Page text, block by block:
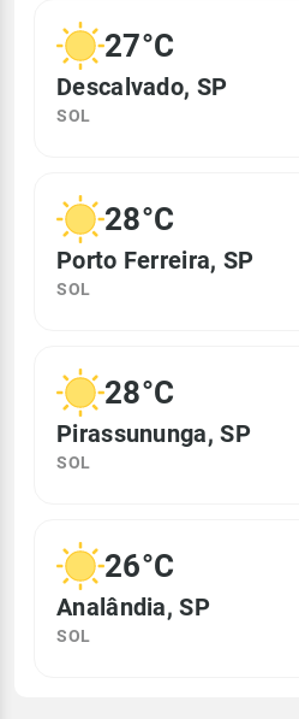
27°C
Descalvado, SP
SOL
28°C
Porto Ferreira, SP
SOL
28°C
Pirassununga, SP
SOL
26°C
Analândia, SP
SOL